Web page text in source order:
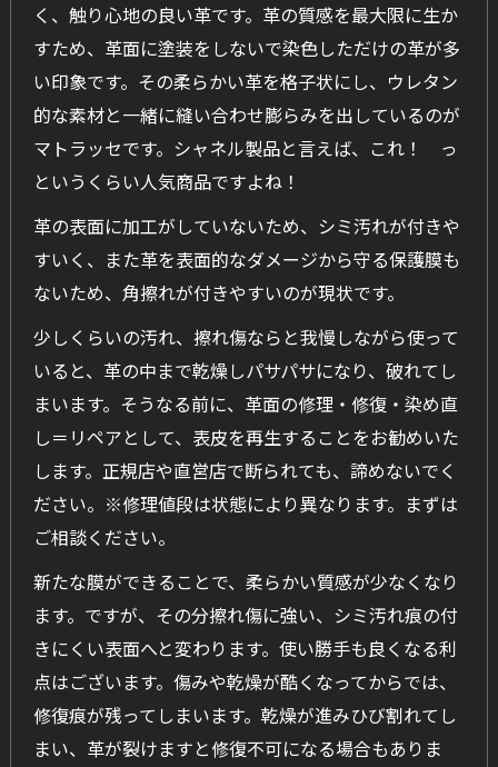
く、触り心地の良い革です。革の質感を最大限に生か
すため、革面に塗装をしないで染色しただけの革が多
い印象です。その柔らかい革を格子状にし、ウレタン
的な素材と一緒に縫い合わせ膨らみを出しているのが
マトラッセです。シャネル製品と言えば、これ！ っ
というくらい人気商品ですよね！
革の表面に加工がしていないため、シミ汚れが付きや
すいく、また革を表面的なダメージから守る保護膜も
ないため、角擦れが付きやすいのが現状です。
少しくらいの汚れ、擦れ傷ならと我慢しながら使って
いると、革の中まで乾燥しパサパサになり、破れてし
まいます。そうなる前に、革面の修理・修復・染め直
し＝リペアとして、表皮を再生することをお勧めいた
します。正規店や直営店で断られても、諦めないでく
ださい。※修理値段は状態により異なります。まずは
ご相談ください。
新たな膜ができることで、柔らかい質感が少なくなり
ます。ですが、その分擦れ傷に強い、シミ汚れ痕の付
きにくい表面へと変わります。使い勝手も良くなる利
点はございます。傷みや乾燥が酷くなってからでは、
修復痕が残ってしまいます。乾燥が進みひび割れてし
まい、革が裂けますと修復不可になる場合もありま